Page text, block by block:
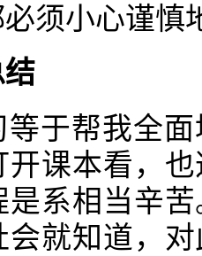
须小心谨慎
等于帮我全
开课本看，
是系相当辛
会就知道，